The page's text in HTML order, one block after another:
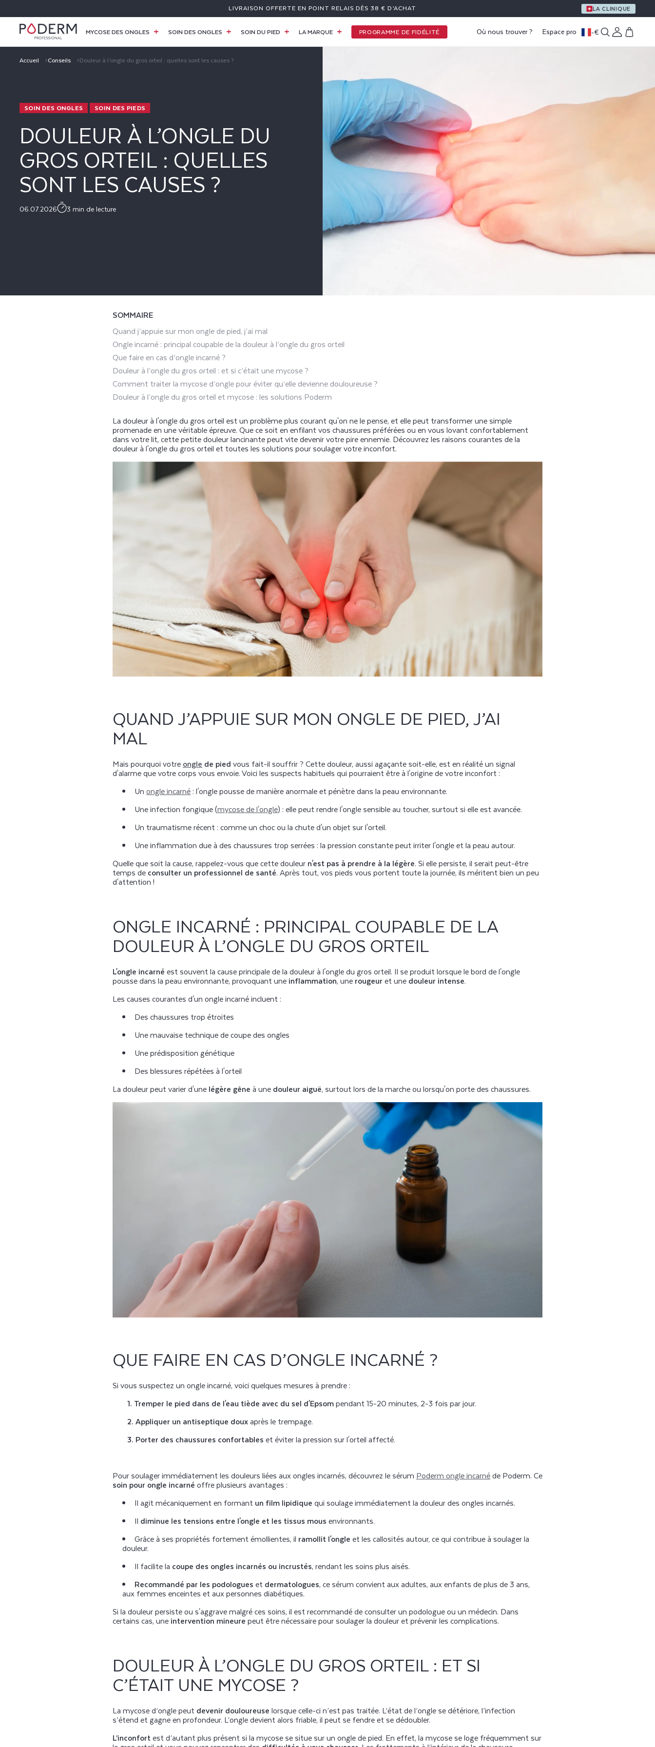
AU
CONTENU
LIVRAISON OFFERTE EN POINT RELAIS DÈS 38 € D’ACHAT UN CADEAU OFFERT DÈS 59 € D’ACHAT
LA CLINIQUE
MYCOSE DES ONGLES SOIN DES ONGLES SOIN DU PIED LA MARQUE PROGRAMME DE FIDÉLITÉ Où nous trouver ? Espace pro -€ Connexion
Panier
Accueil Conseils Douleur à l’ongle du gros orteil : quelles sont les causes ?
SOIN DES ONGLES SOIN DES PIEDS
DOULEUR À L’ONGLE DU
GROS ORTEIL : QUELLES
SONT LES CAUSES ?
06.07.2026 3 min de lecture
SOMMAIRE
Quand j’appuie sur mon ongle de pied, j’ai mal
Ongle incarné : principal coupable de la douleur à l’ongle du gros orteil
Que faire en cas d’ongle incarné ?
Douleur à l’ongle du gros orteil : et si c’était une mycose ?
Comment traiter la mycose d’ongle pour éviter qu’elle devienne douloureuse ?
Douleur à l’ongle du gros orteil et mycose : les solutions Poderm
La douleur à l'ongle du gros orteil est un problème plus courant qu'on ne le pense, et elle peut transformer une simple
promenade en une véritable épreuve. Que ce soit en enfilant vos chaussures préférées ou en vous lovant confortablement
dans votre lit, cette petite douleur lancinante peut vite devenir votre pire ennemie. Découvrez les raisons courantes de la
douleur à l'ongle du gros orteil et toutes les solutions pour soulager votre inconfort.
QUAND J’APPUIE SUR MON ONGLE DE PIED, J’AI
MAL
Mais pourquoi votre ongle de pied vous fait-il souffrir ? Cette douleur, aussi agaçante soit-elle, est en réalité un signal
d'alarme que votre corps vous envoie. Voici les suspects habituels qui pourraient être à l'origine de votre inconfort :
Un ongle incarné : l'ongle pousse de manière anormale et pénètre dans la peau environnante.
Une infection fongique (mycose de l'ongle) : elle peut rendre l'ongle sensible au toucher, surtout si elle est avancée.
Un traumatisme récent : comme un choc ou la chute d'un objet sur l'orteil.
Une inflammation due à des chaussures trop serrées : la pression constante peut irriter l'ongle et la peau autour.
Quelle que soit la cause, rappelez-vous que cette douleur n'est pas à prendre à la légère. Si elle persiste, il serait peut-être
temps de consulter un professionnel de santé. Après tout, vos pieds vous portent toute la journée, ils méritent bien un peu
d'attention !
ONGLE INCARNÉ : PRINCIPAL COUPABLE DE LA
DOULEUR À L’ONGLE DU GROS ORTEIL
L'ongle incarné est souvent la cause principale de la douleur à l'ongle du gros orteil. Il se produit lorsque le bord de l'ongle
pousse dans la peau environnante, provoquant une inflammation, une rougeur et une douleur intense.
Les causes courantes d'un ongle incarné incluent :
Des chaussures trop étroites
Une mauvaise technique de coupe des ongles
Une prédisposition génétique
Des blessures répétées à l'orteil
La douleur peut varier d'une légère gêne à une douleur aiguë, surtout lors de la marche ou lorsqu'on porte des chaussures.
QUE FAIRE EN CAS D’ONGLE INCARNÉ ?
Si vous suspectez un ongle incarné, voici quelques mesures à prendre :
1. Tremper le pied dans de l'eau tiède avec du sel d'Epsompendant 15-20 minutes, 2-3 fois par jour.
2. Appliquer un antiseptique douxaprès le trempage.
3. Porter des chaussures confortables et éviter la pression sur l'orteil affecté.
Pour soulager immédiatement les douleurs liées aux ongles incarnés, découvrez le sérum Poderm ongle incarnéde Poderm. Ce
soin pour ongle incarné offre plusieurs avantages :
Il agit mécaniquement en formant un film lipidique qui soulage immédiatement la douleur des ongles incarnés.
Il diminue les tensions entre l'ongle et les tissus mous environnants.
Grâce à ses propriétés fortement émollientes, il ramollit l'ongle et les callosités autour, ce qui contribue à soulager la
douleur.
Il facilite la coupe des ongles incarnés ou incrustés, rendant les soins plus aisés.
Recommandé par les podologues et dermatologues, ce sérum convient aux adultes, aux enfants de plus de 3 ans,
aux femmes enceintes et aux personnes diabétiques.
Si la douleur persiste ou s'aggrave malgré ces soins, il est recommandé de consulter un podologue ou un médecin. Dans
certains cas, une intervention mineure peut être nécessaire pour soulager la douleur et prévenir les complications.
DOULEUR À L’ONGLE DU GROS ORTEIL : ET SI
C’ÉTAIT UNE MYCOSE ?
La mycose d’ongle peut devenir douloureuse lorsque celle-ci n’est pas traitée. L’état de l’ongle se détériore, l’infection
s’étend et gagne en profondeur. L’ongle devient alors friable, il peut se fendre et se dédoubler.
L’inconfortest d’autant plus présent si la mycose se situe sur un ongle de pied. En effet, la mycose se loge fréquemment sur